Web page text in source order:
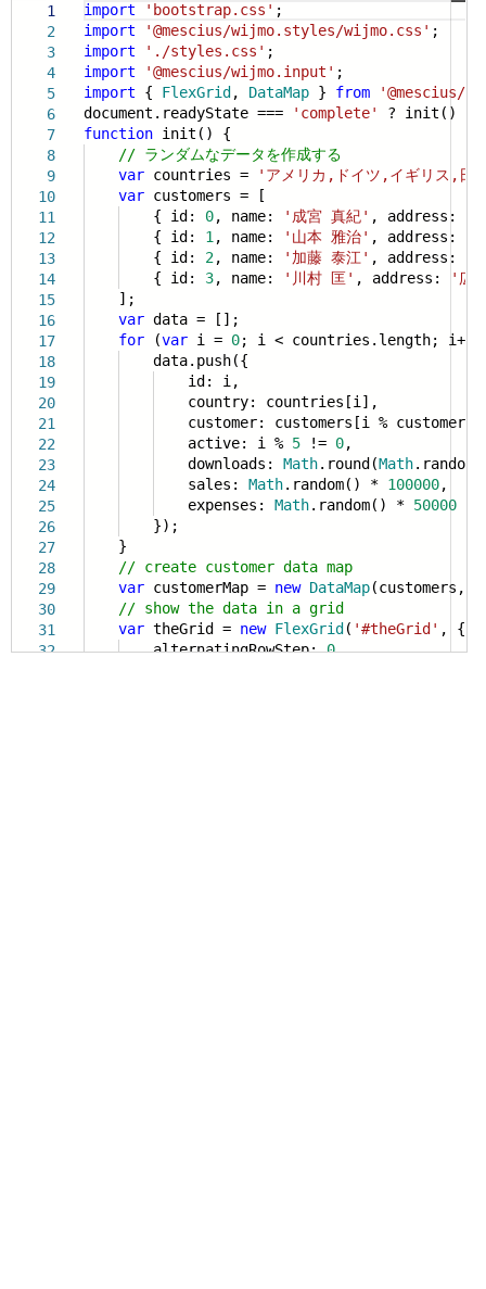
1
2
3
4
5
6
7
8
9
10
11
12
13
14
15
16
17
18
19
20
21
22
23
24
25
26
27
28
29
30
31
32
import 'bootstrap.css' ;
import
'@mescius/wijmo.styles/wijmo.css' ;
import
'./styles.css' ;
import
'@mescius/wijmo.input' ;
import { FlexGrid , DataMap } from
'@mescius/
document.readyState ===
'complete'
? init() :
function init() {
// ランダムなデータを作成する
var countries =
'アメリカ,ドイツ,イギリス,日
var customers = [
{ id: 0, name: '成宮 真紀' , address:
{ id: 1 , name: '山本 雅治' , address:
{ id: 2, name: '加藤 泰江' , address:
{ id: 3, name: '川村 匡' , address:
'広
];
var data = [];
for (var i = 0; i < countries.length;
data.push({
id: i,
country: countries[i],
customer: customers[i %
active: i % 5 != 0,
downloads: Math.round(Math
sales: Math.random() * 100000,
expenses: Math.random() * 50000
});
}
// create customer data map
var customerMap = new DataMap(customers,
// show the data in a grid
var theGrid = new FlexGrid ( '#theGrid' , {
alternatingRowStep:0,